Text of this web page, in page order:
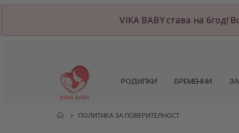
VIKA BABY става на
РОДИЛКИ БРЕМЕННИ
ПОЛИТИКА ЗА ПОВЕРИТЕЛНОСТ